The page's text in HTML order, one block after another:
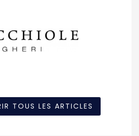
TOUS LES ARTICLES